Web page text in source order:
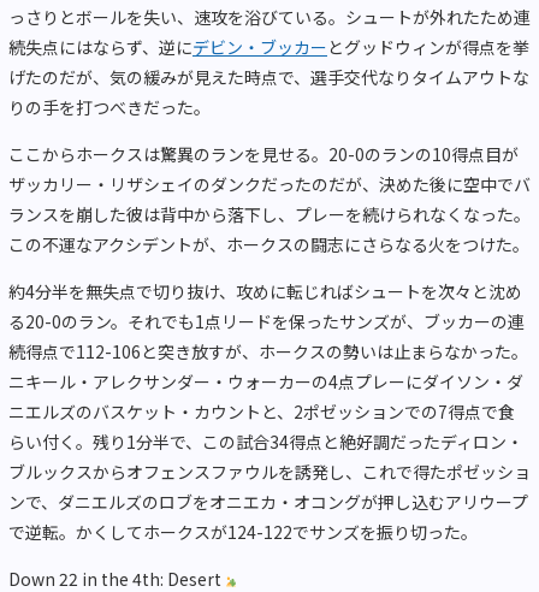
っさりとボールを失い、速攻を浴びている。シュートが外れたため連
続失点にはならず、逆にデビン・ブッカーとグッドウィンが得点を挙
げたのだが、気の緩みが見えた時点で、選手交代なりタイムアウトな
りの手を打つべきだった。
ここからホークスは驚異のランを見せる。20-0のランの10得点目が
ザッカリー・リザシェイのダンクだったのだが、決めた後に空中でバ
ランスを崩した彼は背中から落下し、プレーを続けられなくなった。
この不運なアクシデントが、ホークスの闘志にさらなる火をつけた。
約4分半を無失点で切り抜け、攻めに転じればシュートを次々と沈め
る20-0のラン。それでも1点リードを保ったサンズが、ブッカーの連
続得点で112-106と突き放すが、ホークスの勢いは止まらなかった。
ニキール・アレクサンダー・ウォーカーの4点プレーにダイソン・ダ
ニエルズのバスケット・カウントと、2ポゼッションでの7得点で食
らい付く。残り1分半で、この試合34得点と絶好調だったディロン・
ブルックスからオフェンスファウルを誘発し、これで得たポゼッショ
ンで、ダニエルズのロブをオニエカ・オコングが押し込むアリウープ
で逆転。かくしてホークスが124-122でサンズを振り切った。
Down 22 in the 4th: Desert